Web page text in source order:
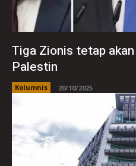
Tiga Zionis tetap
Palestin
Kolumnis 20/10/2025